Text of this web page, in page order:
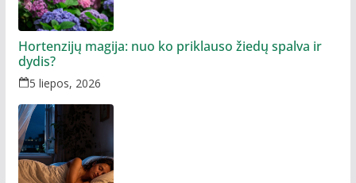
Hortenzijų magija: nuo ko priklauso žiedų spalva ir
dydis?
5 liepos, 2026